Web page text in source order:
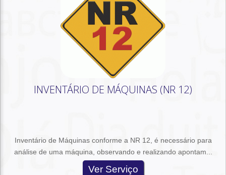
INVENTÁRIO DE MÁQUINAS (NR 12)
Inventário de Máquinas conforme a NR 12, é necessário para
análise de uma máquina, observando e realizando apontam...
Ver Serviço